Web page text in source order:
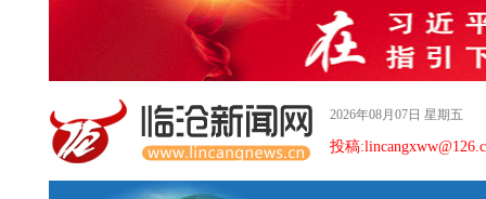
2026年08月07日 星期五
投稿